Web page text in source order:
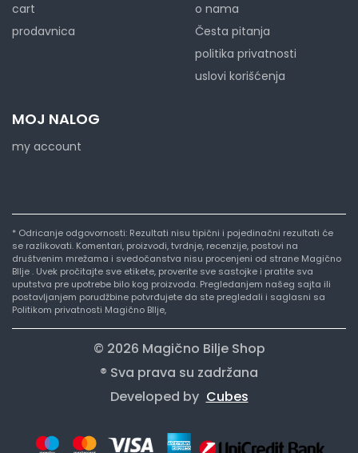
cart
prodavnica
o nama
Česta pitanja
politika privatnosti
uslovi korišćenja
MOJ NALOG
my account
* Odricanje odgovornosti: Rezultati nisu tipični i pojedinačni rezultati će
se razlikovati. Komentari, proizvodi, tvrdnje, recenzije, postovi na
društvenim mrežama i svedočanstva nisu procenjeni od strane Magično
BIlje . Uvek pročitajte sve etikete, proverite sve sastojke i pratite sva
uputstva pre upotrebe bilo kog proizvoda. Pregledanjem našeg sajta ili
postavljanjem porudžbine potvrđujete da ste pregledali i saglasni sa
Politikom privatnosti Magično BIlje,
© 2026 Magično Bilje Shop
® Sva prava su zadržana
Developed by Cubes